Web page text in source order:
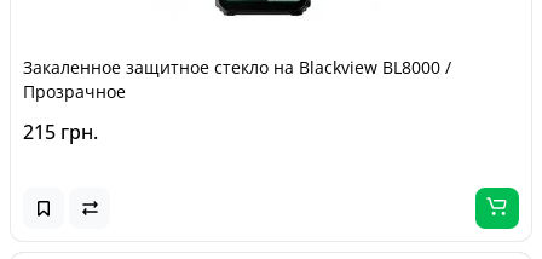
Закаленное защитное стекло на Blackview BL8000 /
Прозрачное
215 грн.